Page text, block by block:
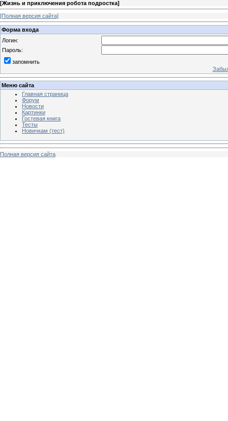
[Жизнь и приключения робота подростка]
[Полная версия сайта]
Форма входа
Логин:
Пароль:
запомнить
Меню сайта
Главная страница
Форум
Новости
Картинки
Гостевая книга
Тесты
Новичкам (тест)
Полная версия сайта